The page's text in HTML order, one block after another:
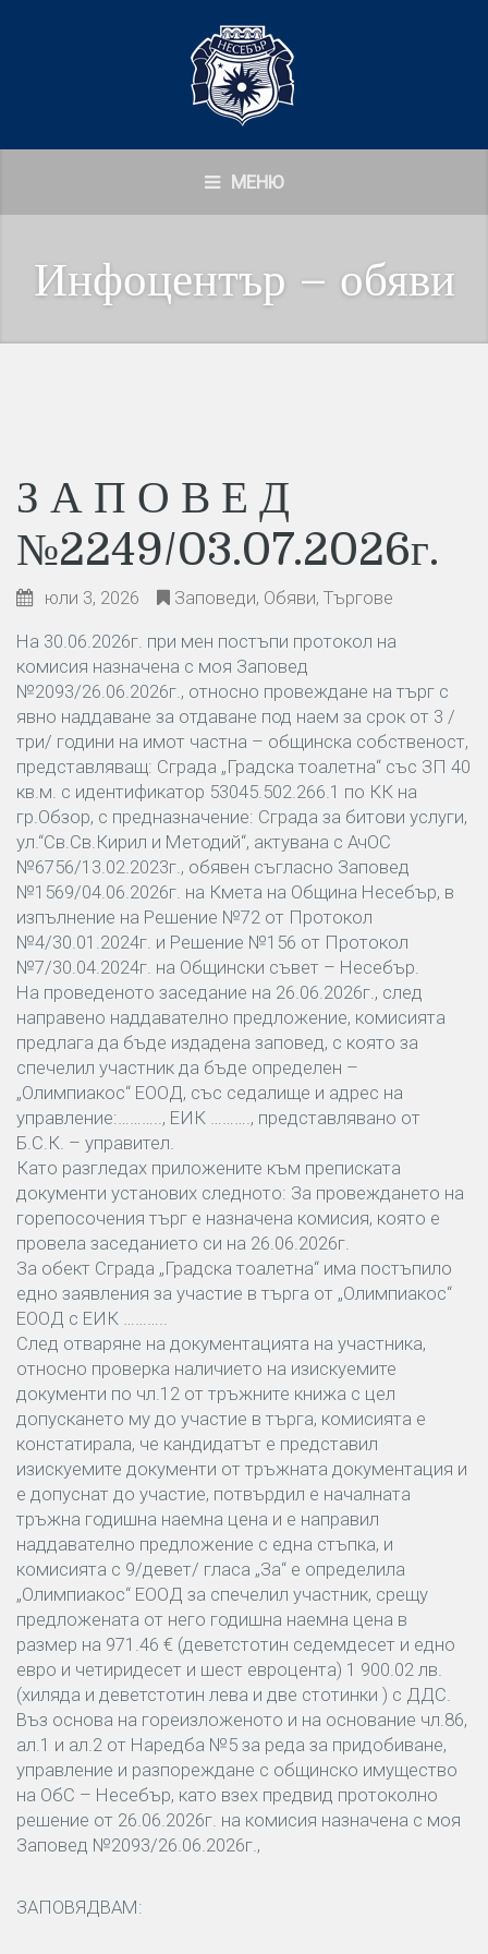
МЕНЮ
Инфоцентър – обяви
З А П О В Е Д
№2249/03.07.2026г.
юли 3, 2026 Заповеди, Обяви, Търгове
На 30.06.2026г. при мен постъпи протокол на
комисия назначена с моя Заповед
№2093/26.06.2026г., относно провеждане на търг с
явно наддаване за отдаване под наем за срок от 3 /
три/ години на имот частна – общинска собственост,
представляващ: Сграда „Градска тоалетна“ със ЗП 40
кв.м. с идентификатор 53045.502.266.1 по КК на
гр.Обзор, с предназначение: Сграда за битови услуги,
ул.“Св.Св.Кирил и Методий“, актувана с АчОС
№6756/13.02.2023г., обявен съгласно Заповед
№1569/04.06.2026г. на Кмета на Община Несебър, в
изпълнение на Решение №72 от Протокол
№4/30.01.2024г. и Решение №156 от Протокол
№7/30.04.2024г. на Общински съвет – Несебър.
На проведеното заседание на 26.06.2026г., след
направено наддавателно предложение, комисията
предлага да бъде издадена заповед, с която за
спечелил участник да бъде определен –
„Олимпиакос“ ЕООД, със седалище и адрес на
управление:……….., ЕИК ………., представлявано от
Б.С.К. – управител.
Като разгледах приложените към преписката
документи установих следното: За провеждането на
горепосочения търг е назначена комисия, която е
провела заседанието си на 26.06.2026г.
За обект Сграда „Градска тоалетна“ има постъпило
едно заявления за участие в търга от „Олимпиакос“
ЕООД с ЕИК ………..
След отваряне на документацията на участника,
относно проверка наличието на изискуемите
документи по чл.12 от тръжните книжа с цел
допускането му до участие в търга, комисията е
констатирала, че кандидатът е представил
изискуемите документи от тръжната документация и
е допуснат до участие, потвърдил е началната
тръжна годишна наемна цена и е направил
наддавателно предложение с една стъпка, и
комисията с 9/девет/ гласа „За“ е определила
„Олимпиакос“ ЕООД за спечелил участник, срещу
предложената от него годишна наемна цена в
размер на 971.46 € (деветстотин седемдесет и едно
евро и четиридесет и шест евроцента) 1 900.02 лв.
(хиляда и деветстотин лева и две стотинки ) с ДДС.
Въз основа на гореизложеното и на основание чл.86,
ал.1 и ал.2 от Наредба №5 за реда за придобиване,
управление и разпореждане с общинско имущество
на ОбС – Несебър, като взех предвид протоколно
решение от 26.06.2026г. на комисия назначена с моя
Заповед №2093/26.06.2026г.,
ЗАПОВЯДВАМ: